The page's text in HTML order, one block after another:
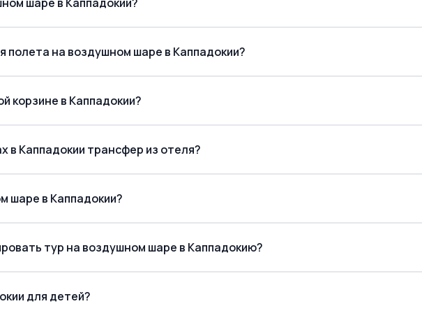
обувь
полета на воздушном шаре в Каппадокии?
корзине в Каппадокии?
Каппадокии трансфер из отеля?
шаре в Каппадокии?
цен и доступности.
тур на воздушном шаре в Каппадокию?
для детей?